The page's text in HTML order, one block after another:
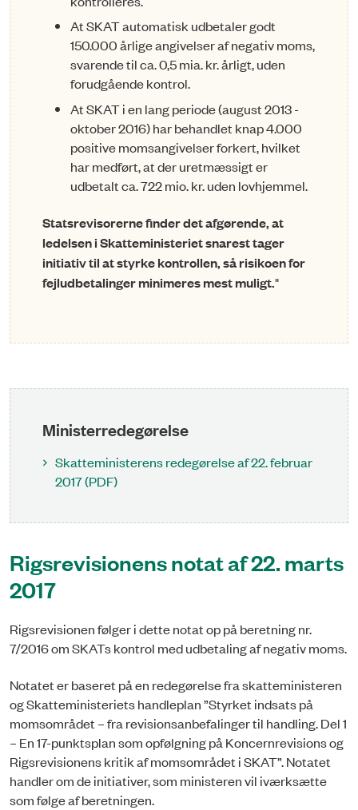
At SKAT automatisk udbetaler godt
150.000 årlige angivelser af negativ moms,
sva­­ren­de til ca. 0,5 mia. kr. årligt, uden
forudgående kontrol.
At SKAT i en lang periode (august 2013 -
oktober 2016) har behandlet knap 4.000
positive momsangivelser forkert, hvilket
har medført, at der uretmæssigt er
udbetalt ca. 722 mio. kr. uden lovhjemmel.
Statsrevisorerne finder det afgørende, at
ledelsen i Skatteministeriet snarest ta­ger
initiativ til at styrke kontrollen, så risikoen for
fejludbetalinger minimeres mest muligt."
Ministerredegørelse
Skatteministerens redegørelse af 22. februar
2017 (PDF)
Rigsrevisionens notat af 22. marts
2017
Rigsrevisionen følger i dette notat op på beretning nr.
7/2016 om SKATs kontrol med udbetaling af negativ moms.
Notatet er baseret på en redegørelse fra skatteministeren
og Skatteministeriets handleplan ”Styrket indsats på
momsområdet – fra revisionsanbefalinger til handling. Del 1
– En 17-punktsplan som opfølgning på Koncernrevisions og
Rigsrevisionens kritik af momsområdet i SKAT”. Notatet
handler om de initiativer, som ministeren vil iværksætte
som følge af beretningen.